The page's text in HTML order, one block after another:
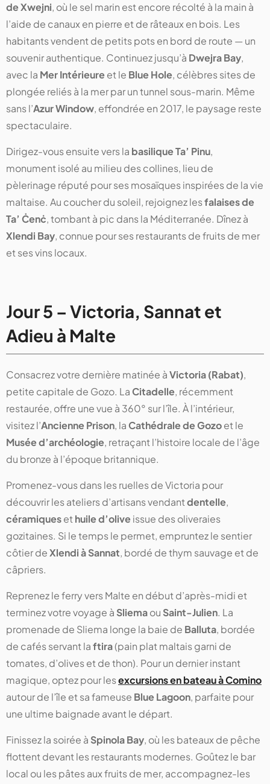
de Xwejni, où le sel marin est encore récolté à la main à
l’aide de canaux en pierre et de râteaux en bois. Les
habitants vendent de petits pots en bord de route — un
souvenir authentique. Continuez jusqu’à Dwejra Bay,
avec la Mer Intérieureet le Blue Hole, célèbres sites de
plongée reliés à la mer par un tunnel sous-marin. Même
sans l’Azur Window, effondrée en 2017, le paysage reste
spectaculaire.
Dirigez-vous ensuite vers la basilique Ta’ Pinu,
monument isolé au milieu des collines, lieu de
pèlerinage réputé pour ses mosaïques inspirées de la vie
maltaise. Au coucher du soleil, rejoignez lesfalaises de
Ta’ Ċenċ, tombant à pic dans la Méditerranée. Dînez à
Xlendi Bay, connue pour ses restaurants de fruits de mer
et ses vins locaux.
Jour 5 – Victoria, Sannat et
Adieu à Malte
Consacrez votre dernière matinée àVictoria (Rabat),
petite capitale de Gozo. La Citadelle, récemment
restaurée, offre une vue à 360° sur l’île. À l’intérieur,
visitez l’Ancienne Prison, la Cathédrale de Gozoet le
Musée d’archéologie, retraçant l’histoire locale de l’âge
du bronze à l’époque britannique.
Promenez-vous dans les ruelles de Victoria pour
découvrir les ateliers d’artisans vendantdentelle,
céramiquesethuile d’oliveissue des oliveraies
gozitaines. Si le temps le permet, empruntez le sentier
côtier deXlendi à Sannat, bordé de thym sauvage et de
câpriers.
Reprenez le ferry vers Malte en début d’après-midi et
terminez votre voyage à Sliemaou Saint-Julien. La
promenade de Sliema longe la baie de Balluta, bordée
de cafés servant laftira(pain plat maltais garni de
tomates, d’olives et de thon). Pour un dernier instant
magique, optez pour lesexcursions en bateau à Comino
autour de l’île et sa fameuse Blue Lagoon, parfaite pour
une ultime baignade avant le départ.
Finissez la soirée à Spinola Bay, où les bateaux de pêche
flottent devant les restaurants modernes. Goûtez le bar
local ou les pâtes aux fruits de mer, accompagnez-les